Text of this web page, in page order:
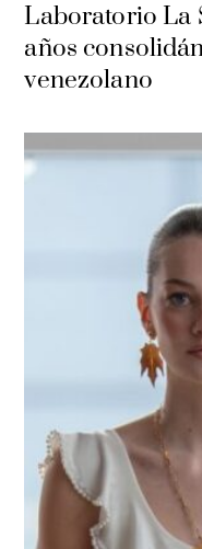
Laboratorio La
años
venezolano